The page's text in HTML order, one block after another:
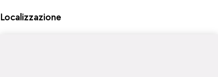
Localizzazione